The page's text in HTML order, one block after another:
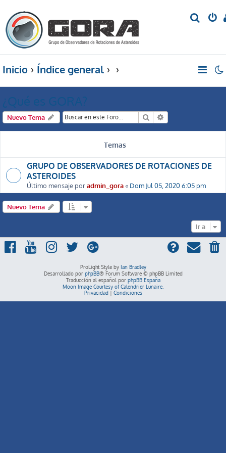
Inicio Índice general
¿Qué es GORA?
Nuevo Tema Buscar
Temas
GRUPO DE OBSERVADORES DE ROTACIONES DE
ASTEROIDES
Último mensaje poradmin_gora« Dom Jul 05, 2020 6:05 pm
Nuevo Tema
Ir a
ProLight Style by Ian Bradley
Desarrollado por phpBB® Forum Software © phpBB Limited
Traducción al español por phpBB España
Moon Image Courtesy of Calendrier Lunaire.
Privacidad| Condiciones